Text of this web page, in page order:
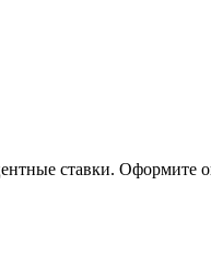
ставки. Оформите